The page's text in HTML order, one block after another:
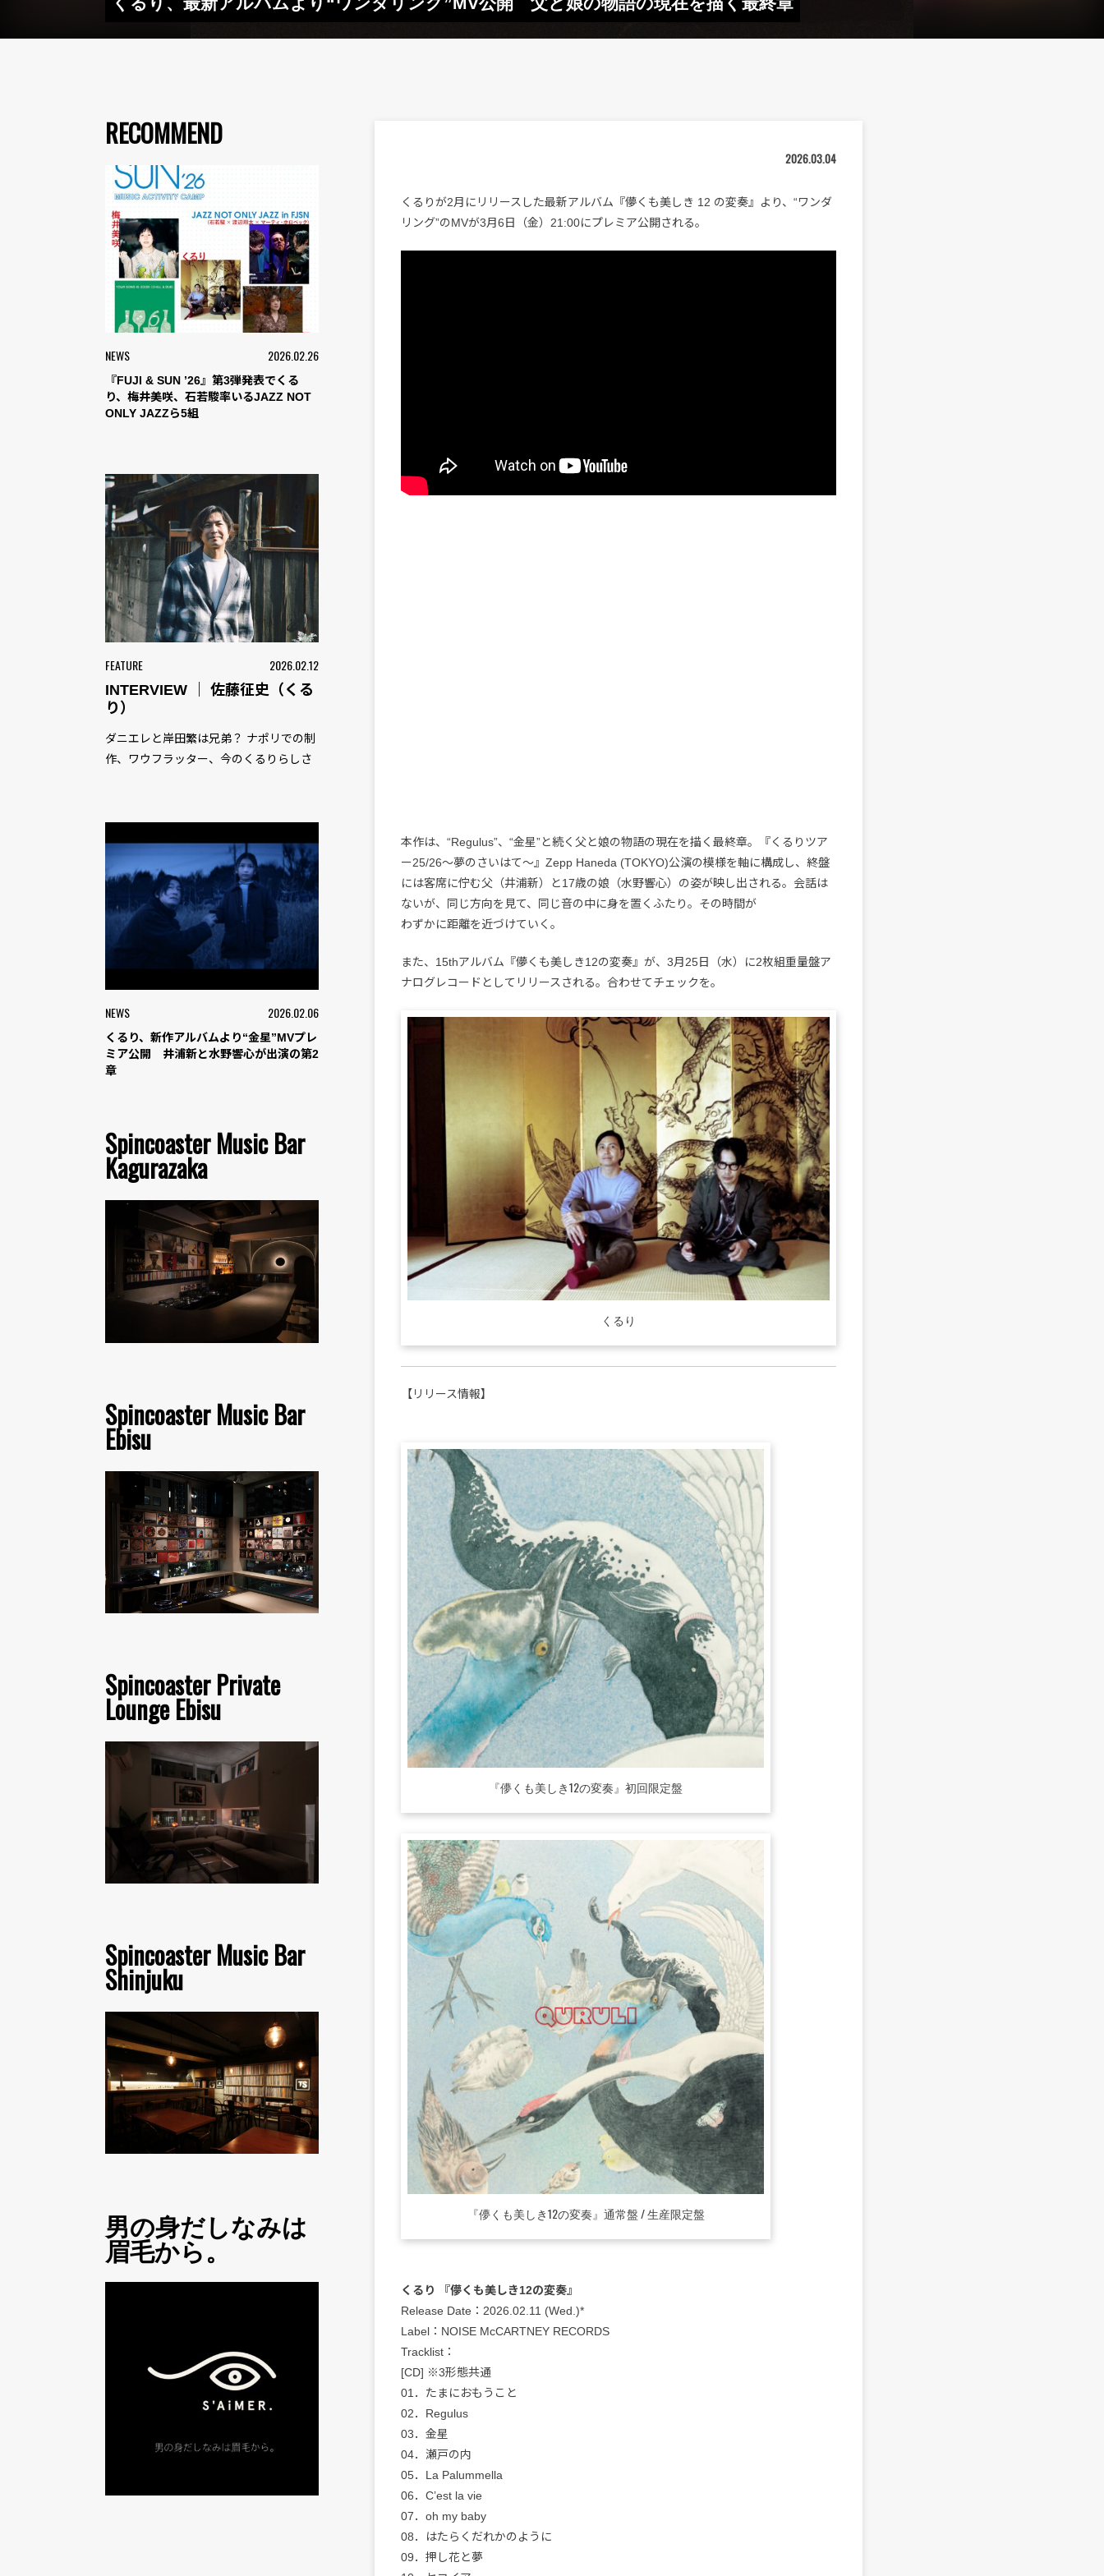
RECOMMEND
NEWS 2026.02.26
『FUJI & SUN ’26』第3弾発表でくる
り、梅井美咲、石若駿率いるJAZZ NOT
ONLY JAZZら5組
FEATURE 2026.02.12
INTERVIEW ｜ 佐藤征史（くる
り）
ダニエレと岸田繁は兄弟？ ナポリでの制
作、ワウフラッター、今のくるりらしさ
NEWS 2026.02.06
くるり、新作アルバムより“金星”MVプレ
ミア公開 井浦新と水野響心が出演の第2
章
Spincoaster Music Bar
Kagurazaka
Spincoaster Music Bar
Ebisu
Spincoaster Private
Lounge Ebisu
Spincoaster Music Bar
Shinjuku
男の身だしなみは
眉毛から。
2026.03.04
くるりが2月にリリースした最新アルバム『儚くも美しき 12 の変奏』より、“ワンダ
リング”のMVが3月6日（金）21:00にプレミア公開される。
本作は、“Regulus”、“金星”と続く父と娘の物語の現在を描く最終章。『くるりツア
ー25/26〜夢のさいはて〜』Zepp Haneda (TOKYO)公演の模様を軸に構成し、終盤
には客席に佇む父（井浦新）と17歳の娘（水野響心）の姿が映し出される。会話は
ないが、同じ方向を見て、同じ音の中に身を置くふたり。その時間が
わずかに距離を近づけていく。
また、15thアルバム『儚くも美しき12の変奏』が、3月25日（水）に2枚組重量盤ア
ナログレコードとしてリリースされる。合わせてチェックを。
くるり
【リリース情報】
『儚くも美しき12の変奏』初回限定盤
『儚くも美しき12の変奏』通常盤 / 生産限定盤
くるり 『儚くも美しき12の変奏』
Release Date：2026.02.11 (Wed.)*
Label：NOISE McCARTNEY RECORDS
Tracklist：
[CD] ※3形態共通
01．たまにおもうこと
02．Regulus
03．金星
04．瀬戸の内
05．La Palummella
06．C’est la vie
07．oh my baby
08．はたらくだれかのように
09．押し花と夢